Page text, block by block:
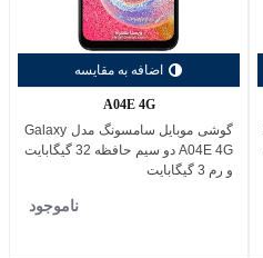
اضافه به مقایسه
A04E 4G
گوشی موبایل سامسونگ مدل Galaxy
A04E 4G دو سیم حافظه 32 گیگابایت
و رم 3 گیگابایت
ناموجود